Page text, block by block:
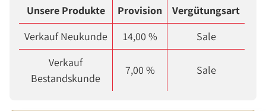
Unsere Produkte Provision
Vergütungsart
Verkauf Neukunde
14,00 %
Sale
Verkauf
Bestandskunde
7,00 % Sale